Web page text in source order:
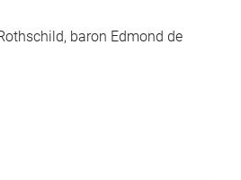
baron Edmond de